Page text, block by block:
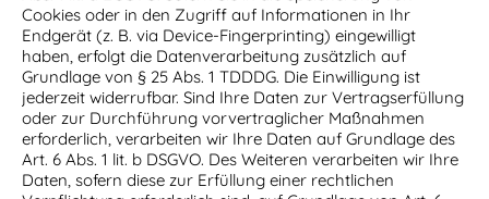
Cookies oder in den Zugriff auf Informationen in Ihr
Endgerät (z. B. via Device-Fingerprinting) eingewilligt
haben, erfolgt die Datenverarbeitung zusätzlich auf
Grundlage von § 25 Abs. 1 TDDDG. Die Einwilligung ist
jederzeit widerrufbar. Sind Ihre Daten zur Vertragserfüllung
oder zur Durchführung vorvertraglicher Maßnahmen
erforderlich, verarbeiten wir Ihre Daten auf Grundlage des
Art. 6 Abs. 1 lit. b DSGVO. Des Weiteren verarbeiten wir Ihre
Daten, sofern diese zur Erfüllung einer rechtlichen